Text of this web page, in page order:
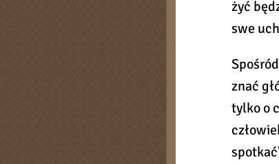
żyć
swe
znać
tylko o